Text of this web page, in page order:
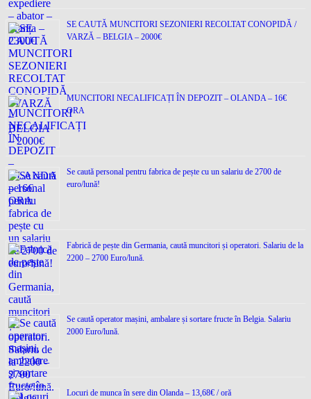
SE CAUTĂ MUNCITORI SEZONIERI RECOLTAT CONOPIDĂ /
VARZĂ – BELGIA – 2000€
MUNCITORI NECALIFICAȚI ÎN DEPOZIT – OLANDA – 16€
ORA
Se caută personal pentru fabrica de pește cu un salariu de 2700 de
euro/lună!
Fabrică de pește din Germania, caută muncitori și operatori. Salariu de la
2200 – 2700 Euro/lună.
Se caută operator mașini, ambalare și sortare fructe în Belgia. Salariu
2000 Euro/lună.
Locuri de munca în sere din Olanda – 13,68€ / oră